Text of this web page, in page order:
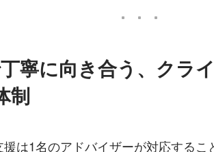
寧に向き合う、クラ
制
は1名のアドバイザーが対応するこ